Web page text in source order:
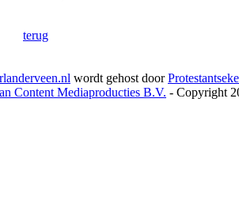
terug
wordt gehost door
Content Mediaproducties B.V. - Copyright